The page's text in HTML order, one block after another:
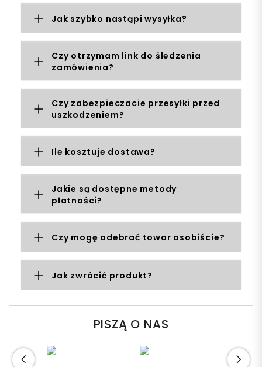
Jak szybko nastąpi wysyłka?
Czy otrzymam link do śledzenia
zamówienia?
Czy zabezpieczacie przesyłki przed
uszkodzeniem?
Ile kosztuje dostawa?
Jakie są dostępne metody
płatności?
Czy mogę odebrać towar osobiście?
Jak zwrócić produkt?
PISZĄ O NAS